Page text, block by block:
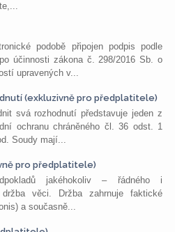
podobě připojen podpis podle
účinnosti zákona č. 298/2016 Sb. o
upravených v...
(exkluzivně pro předplatitele)
svá rozhodnutí představuje jeden z
ochranu chráněného čl. 36 odst. 1
Soudy mají...
pro předplatitele)
jakéhokoliv – řádného i
věci. Držba zahrnuje faktické
a současně...